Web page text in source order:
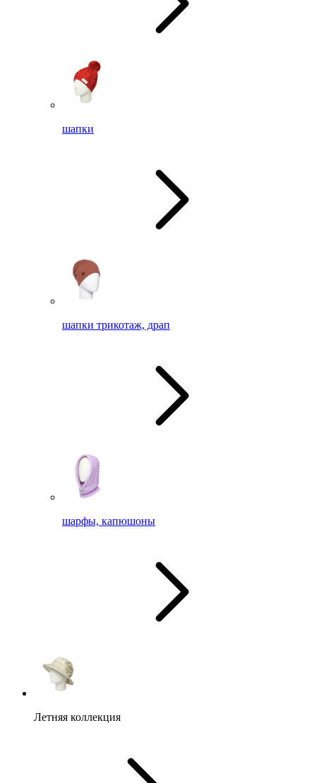
шапки
шапки трикотаж, драп
шарфы, капюшоны
Летняя коллекция